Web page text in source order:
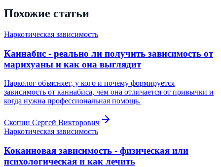
Похожие статьи
Наркотическая зависимость
Каннабис - реально ли получить зависимость от
марихуаны и как она выглядит
Нарколог объясняет, у кого и почему формируется
зависимость от каннабиса, чем она отличается от привычки и
когда нужна профессиональная помощь.
Скопин Сергей Викторович
Наркотическая зависимость
Кокаиновая зависимость - физическая или
психологическая и как лечить